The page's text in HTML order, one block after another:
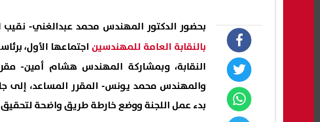
بحضور الدكتور المهندس محمد عبدالغني- نقيب
بالنقابة العامة للمهندسين اجتماعها الأول،
النقابة، وبمشاركة المهندس هشام أمين-
والمهندس محمد يونس- المقرر المساعد، إلى
بدء عمل اللجنة ووضع خارطة طريق واضحة لتحقيق